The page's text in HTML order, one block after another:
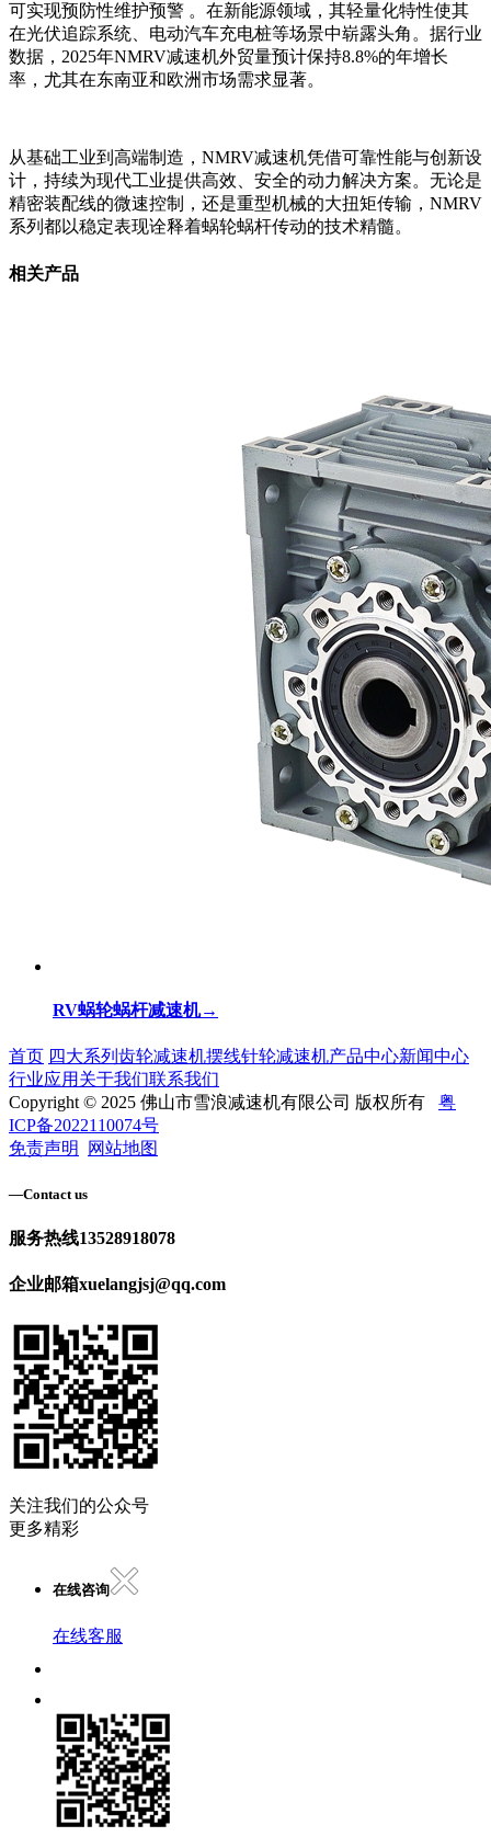
可实现预防性维护预警 。在新能源领域，其轻量化特性使其
在光伏追踪系统、电动汽车充电桩等场景中崭露头角。据行业
数据，2025年NMRV减速机外贸量预计保持8.8%的年增长
率，尤其在东南亚和欧洲市场需求显著。
从基础工业到高端制造，NMRV减速机凭借可靠性能与创新设
计，持续为现代工业提供高效、安全的动力解决方案。无论是
精密装配线的微速控制，还是重型机械的大扭矩传输，NMRV
系列都以稳定表现诠释着蜗轮蜗杆传动的技术精髓。
相关产品
RV蜗轮蜗杆减速机→
首页 四大系列齿轮减速机摆线针轮减速机产品中心新闻中心
行业应用 关于我们联系我们
Copyright © 2025 佛山市雪浪减速机有限公司 版权所有 粤
ICP备2022110074号
免责声明
网站地图
—Contact us
服务热线13528918078
企业邮箱xuelangjsj@qq.com
关注我们的公众号
更多精彩
在线咨询
在线客服